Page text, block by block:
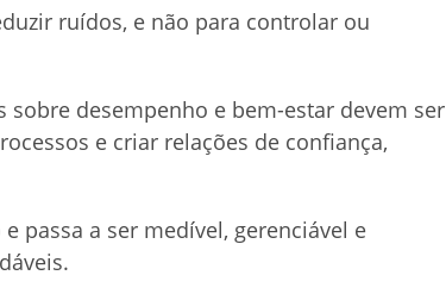
ruídos, e não para controlar ou
sobre desempenho e bem-estar devem ser
e criar relações de confiança,
passa a ser medível, gerenciável e